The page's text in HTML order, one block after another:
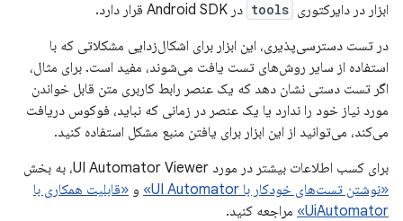
ابزار در دایرکتوری tools در Android SDK قرار دارد.
در تست دسترسی‌پذیری، این ابزار برای اشکال‌زدایی مشکلاتی که با
استفاده از سایر روش‌های تست یافت می‌شوند، مفید است. برای مثال،
اگر تست دستی نشان دهد که یک عنصر رابط کاربری متن قابل خواندن
مورد نیاز خود را ندارد یا یک عنصر در زمانی که نباید، فوکوس دریافت
می‌کند، می‌توانید از این ابزار برای یافتن منبع مشکل استفاده کنید.
برای کسب اطلاعات بیشتر در مورد UI Automator Viewer، به بخش
«نوشتن تست‌های خودکار با UI Automator»
و «قابلیت همکاری با
UiAutomator»
مراجعه کنید.